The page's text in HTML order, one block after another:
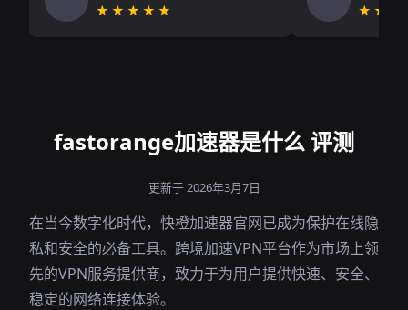
★★★★★
fastorange加速器是什么 评测
更新于 2026年3月7日
在当今数字化时代，快橙加速器官网已成为保护在线隐
私和安全的必备工具。跨境加速VPN平台作为市场上领
先的VPN服务提供商，致力于为用户提供快速、安全、
稳定的网络连接体验。